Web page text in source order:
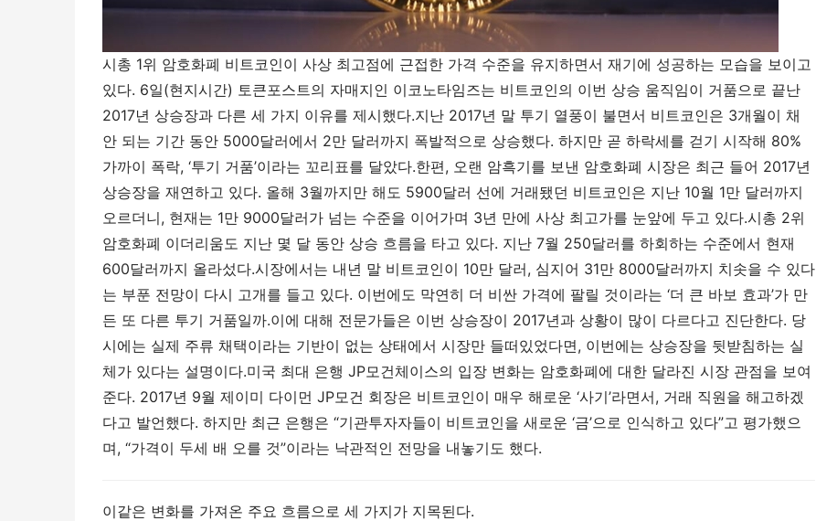
시총 1위 암호화폐 비트코인이 사상 최고점에 근접한 가격 수준을 유지하면서 재기에 성공하는 모습을 보이고
있다. 6일(현지시간) 토큰포스트의 자매지인 이코노타임즈는 비트코인의 이번 상승 움직임이 거품으로 끝난
2017년 상승장과 다른 세 가지 이유를 제시했다.지난 2017년 말 투기 열풍이 불면서 비트코인은 3개월이 채
안 되는 기간 동안 5000달러에서 2만 달러까지 폭발적으로 상승했다. 하지만 곧 하락세를 걷기 시작해 80%
가까이 폭락, ‘투기 거품’이라는 꼬리표를 달았다.한편, 오랜 암흑기를 보낸 암호화폐 시장은 최근 들어 2017년
상승장을 재연하고 있다. 올해 3월까지만 해도 5900달러 선에 거래됐던 비트코인은 지난 10월 1만 달러까지
오르더니, 현재는 1만 9000달러가 넘는 수준을 이어가며 3년 만에 사상 최고가를 눈앞에 두고 있다.시총 2위
암호화폐 이더리움도 지난 몇 달 동안 상승 흐름을 타고 있다. 지난 7월 250달러를 하회하는 수준에서 현재
600달러까지 올라섰다.시장에서는 내년 말 비트코인이 10만 달러, 심지어 31만 8000달러까지 치솟을 수 있다
는 부푼 전망이 다시 고개를 들고 있다. 이번에도 막연히 더 비싼 가격에 팔릴 것이라는 ‘더 큰 바보 효과’가 만
든 또 다른 투기 거품일까.이에 대해 전문가들은 이번 상승장이 2017년과 상황이 많이 다르다고 진단한다. 당
시에는 실제 주류 채택이라는 기반이 없는 상태에서 시장만 들떠있었다면, 이번에는 상승장을 뒷받침하는 실
체가 있다는 설명이다.미국 최대 은행 JP모건체이스의 입장 변화는 암호화폐에 대한 달라진 시장 관점을 보여
준다. 2017년 9월 제이미 다이먼 JP모건 회장은 비트코인이 매우 해로운 ‘사기’라면서, 거래 직원을 해고하겠
다고 발언했다. 하지만 최근 은행은 “기관투자자들이 비트코인을 새로운 ‘금’으로 인식하고 있다”고 평가했으
며, “가격이 두세 배 오를 것”이라는 낙관적인 전망을 내놓기도 했다.
이같은 변화를 가져온 주요 흐름으로 세 가지가 지목된다.